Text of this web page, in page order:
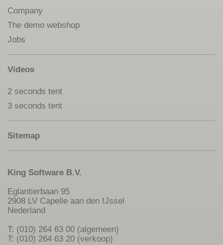
Company
The demo webshop
Jobs
Videos
2 seconds tent
3 seconds tent
Sitemap
King Software B.V.
Eglantierbaan 95
2908 LV Capelle aan den IJssel
Nederland
T: (010) 264 63 00 (algemeen)
T: (010) 264 63 20 (verkoop)